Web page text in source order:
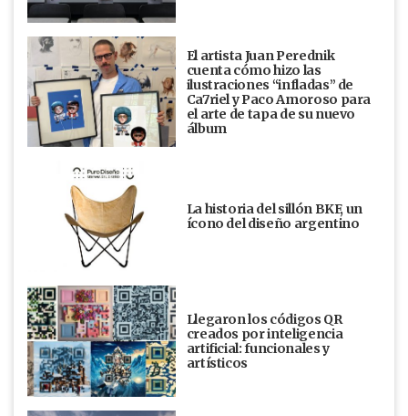
El artista Juan Perednik
cuenta cómo hizo las
ilustraciones “infladas” de
Ca7riel y Paco Amoroso para
el arte de tapa de su nuevo
álbum
La historia del sillón BKF, un
ícono del diseño argentino
Llegaron los códigos QR
creados por inteligencia
artificial: funcionales y
artísticos